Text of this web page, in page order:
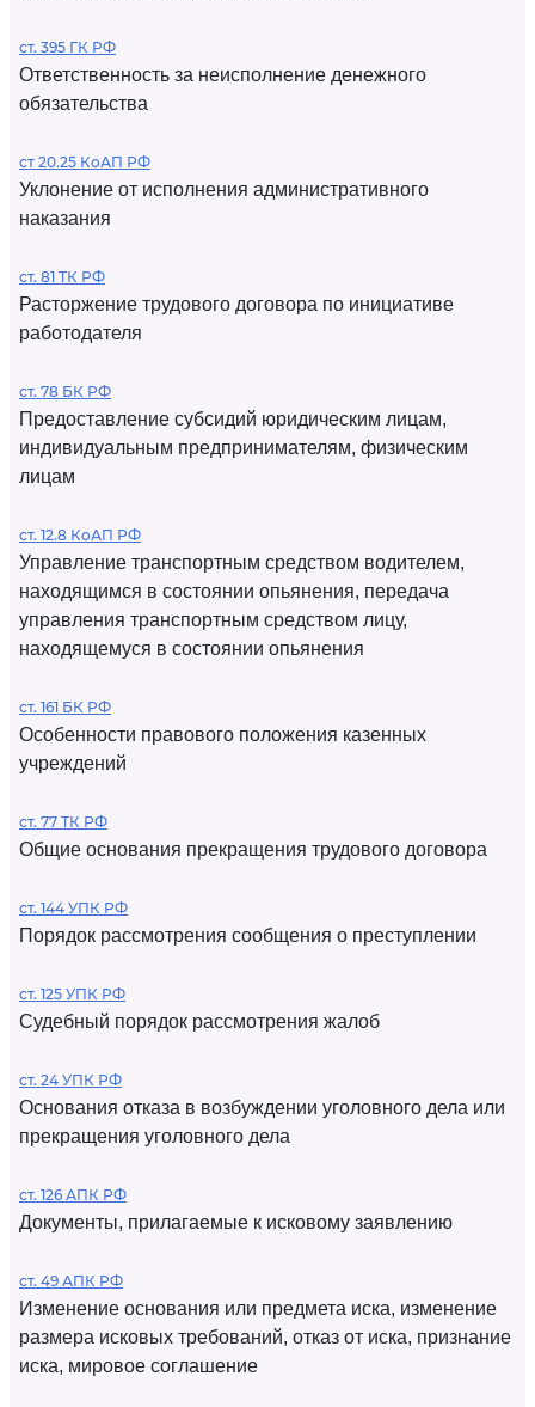
ст. 395 ГК РФ
Ответственность за неисполнение денежного
обязательства
ст 20.25 КоАП РФ
Уклонение от исполнения административного
наказания
ст. 81 ТК РФ
Расторжение трудового договора по инициативе
работодателя
ст. 78 БК РФ
Предоставление субсидий юридическим лицам,
индивидуальным предпринимателям, физическим
лицам
ст. 12.8 КоАП РФ
Управление транспортным средством водителем,
находящимся в состоянии опьянения, передача
управления транспортным средством лицу,
находящемуся в состоянии опьянения
ст. 161 БК РФ
Особенности правового положения казенных
учреждений
ст. 77 ТК РФ
Общие основания прекращения трудового договора
ст. 144 УПК РФ
Порядок рассмотрения сообщения о преступлении
ст. 125 УПК РФ
Судебный порядок рассмотрения жалоб
ст. 24 УПК РФ
Основания отказа в возбуждении уголовного дела или
прекращения уголовного дела
ст. 126 АПК РФ
Документы, прилагаемые к исковому заявлению
ст. 49 АПК РФ
Изменение основания или предмета иска, изменение
размера исковых требований, отказ от иска, признание
иска, мировое соглашение